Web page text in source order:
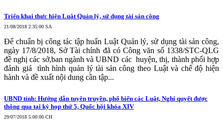
Triển khai thưc hiện Luật Quản lý, sử dụng tài sản công
21/08/2018 2:35:00 SA
Để chuẩn bị công tác tập huấn Luật Quản lý, sử dụng tài sản công,
ngày 17/8/2018, Sở Tài chính đã có Công văn số 1338/STC-QLG
đề nghị các sở,ban ngành và UBND các huyện, thị, thành phối hợp
đánh giá tình hình quản lý tài sản công theo Luật và chế độ hiện
hành và đề xuất nội dung cần tập...
UBND tỉnh: Hướng dẫn tuyên truyền, phổ biến các Luật, Nghị quyết được
thông qua tại kỳ họp thứ 5, Quốc hội khóa XIV
29/07/2018 5:00:00 CH